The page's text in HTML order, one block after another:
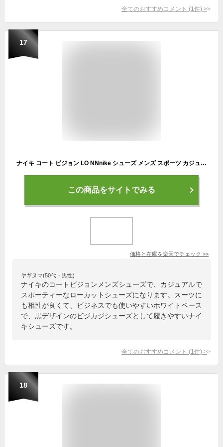
全てのおすすめコメント (1 件) >
17
ナイキ コート ビジョン LO NNnike シューズ メンズ スポーツ カジュアル シューズ サステナブル ローカット SU23 白 靴 歩きやすい 履きやすい dh2987-101 【12月4日開始】 30％OFF 楽天ナイキSS2312
この商品をサイトでみる
価格と在庫を楽天でチェック >>
ヤギヌマ(50代・男性)
ナイキのコートビジョンメンズシューズで、カジュアルで
スポーティーなローカットシューズになります。スーツに
も相性が良くて、ビジネスでも使いやすいホワイトベース
で、黒デザインのビジカジシューズとして履きやすいナイ
キシューズです。
全てのおすすめコメント (1 件) >
18